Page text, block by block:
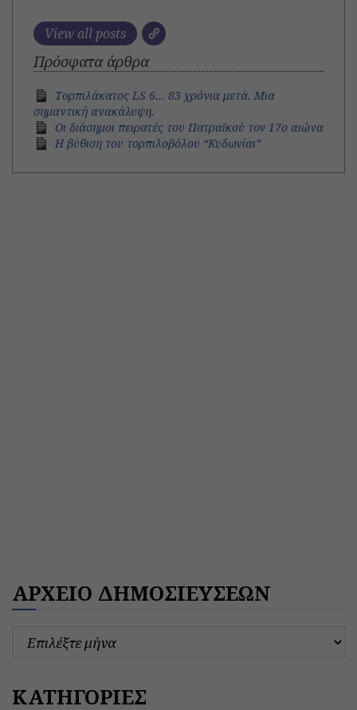
View all posts
Πρόσφατα άρθρα
Τορπιλάκατος LS 6… 83 χρόνια μετά. Mια
σημαντική ανακάλυψη.
Οι διάσημοι πειρατές του Πατραϊκού τον 17ο αιώνα
Η βύθιση του τορπιλοβόλου “Κυδωνίαι”
ΑΡΧΕΙΟ ΔΗΜΟΣΙΕΥΣΕΩΝ
ΚΑΤΗΓΟΡΙΕΣ